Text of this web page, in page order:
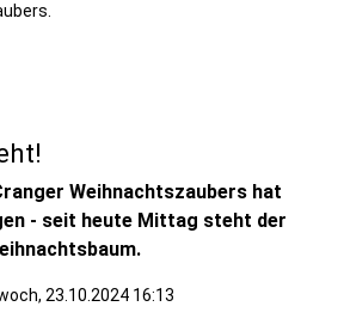
Weihnachtszaubers hat
- seit heute Mittag steht der
23.10.2024 16:13